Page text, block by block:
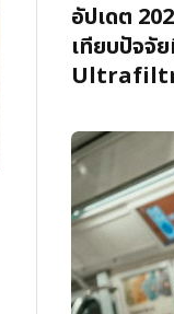
อัปเดต
เทียบปัจจั